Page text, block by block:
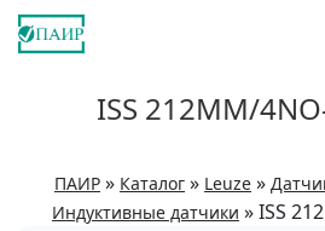
ISS 212MM/
ПАИР » Каталог » Leuze »
Индуктивные датчики »ISS